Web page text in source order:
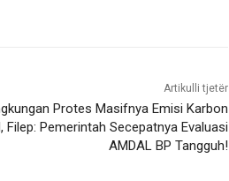
Artikulli tjetër
Protes Masifnya Emisi Karbon
Filep: Pemerintah Secepatnya Evaluasi
AMDAL BP Tangguh!